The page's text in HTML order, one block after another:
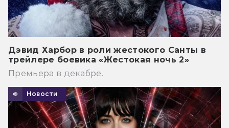
Дэвид Харбор в роли жестокого Санты в
трейлере боевика «Жестокая ночь 2»
Премьера в декабре.
Новости